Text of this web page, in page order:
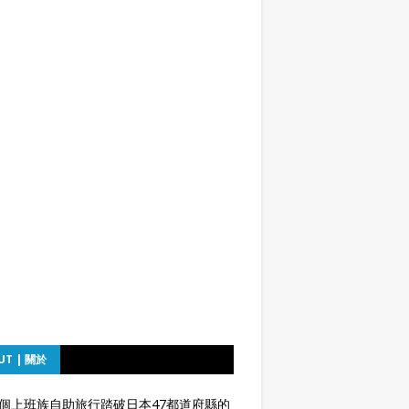
| 關於
上班族自助旅行踏破日本47都道府縣的